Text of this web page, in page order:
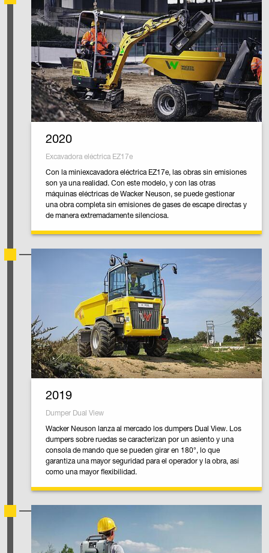
2020
Excavadora eléctrica EZ17e
Con la miniexcavadora eléctrica EZ17e, las obras sin emisiones
son ya una realidad. Con este modelo, y con las otras
máquinas eléctricas de Wacker Neuson, se puede gestionar
una obra completa sin emisiones de gases de escape directas y
de manera extremadamente silenciosa.
2019
Dumper Dual View
Wacker Neuson lanza al mercado los dumpers Dual View. Los
dumpers sobre ruedas se caracterizan por un asiento y una
consola de mando que se pueden girar en 180°, lo que
garantiza una mayor seguridad para el operador y la obra, así
como una mayor flexibilidad.